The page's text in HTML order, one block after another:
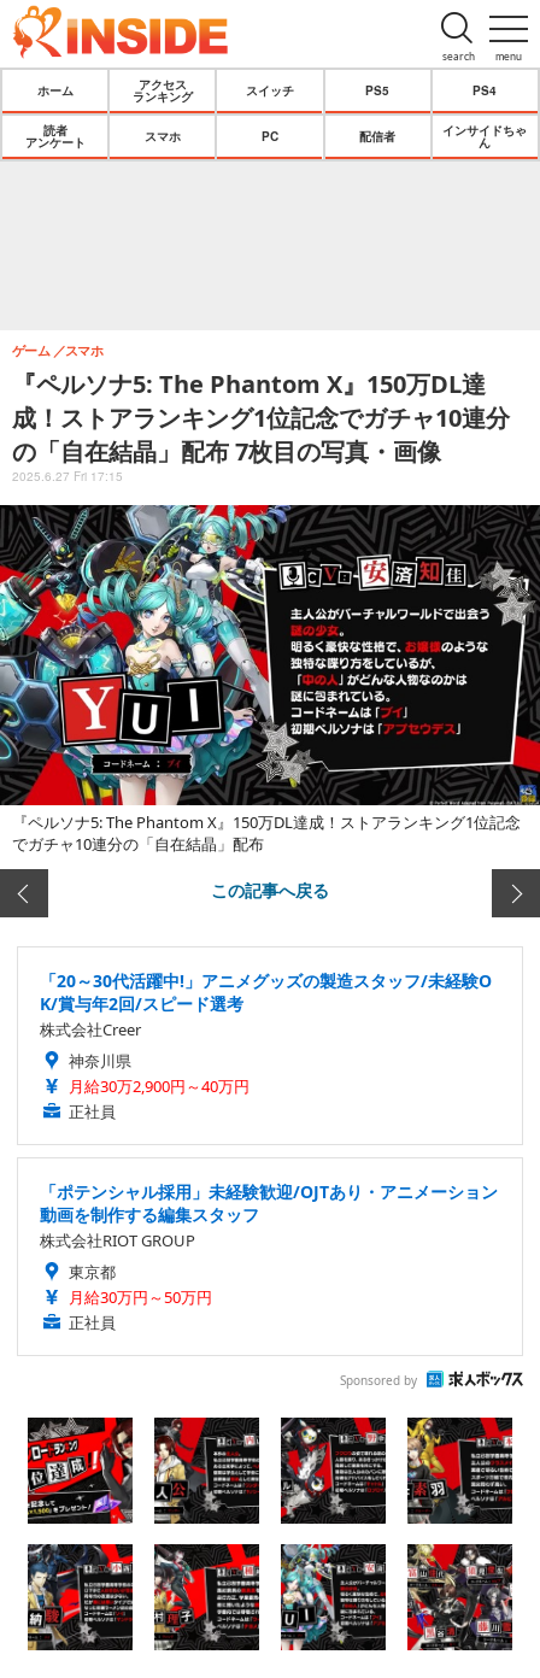
menu
search
ホーム
アクセス
ランキング
スイッチ PS5 PS4
読者
アンケート
スマホ PC 配信者
インサイドちゃ
ん
『ペルソナ5: The Phantom X』150万DL達
成！ストアランキング1位記念でガチャ10連分
の「自在結晶」配布 7枚目の写真・画像
ゲーム スマホ
2025.6.27 Fri 17:15
『ペルソナ5: The Phantom X』150万DL達成！ストアランキング1位記念
でガチャ10連分の「自在結晶」配布
この記事へ戻る
「20～30代活躍中!」アニメグッズの製造スタッフ/未経験O
K/賞与年2回/スピード選考
株式会社Creer
神奈川県
月給30万2,900円～40万円
正社員
「ポテンシャル採用」未経験歓迎/OJTあり・アニメーション
動画を制作する編集スタッフ
株式会社RIOT GROUP
東京都
月給30万円～50万円
正社員
Sponsored by